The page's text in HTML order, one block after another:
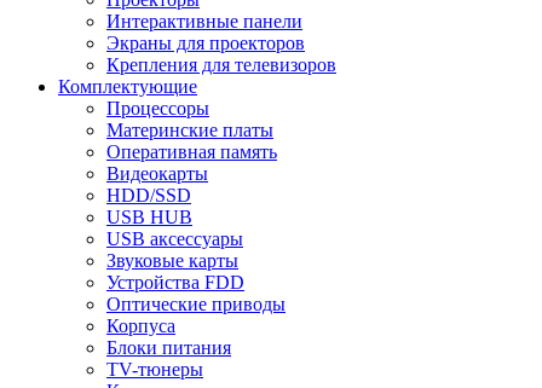
Интерактивные панели
Экраны для проекторов
Крепления для телевизоров
Комплектующие
Процессоры
Материнские платы
Оперативная память
Видеокарты
HDD/SSD
USB HUB
USB аксессуары
Звуковые карты
Устройства FDD
Оптические приводы
Корпуса
Блоки питания
TV-тюнеры